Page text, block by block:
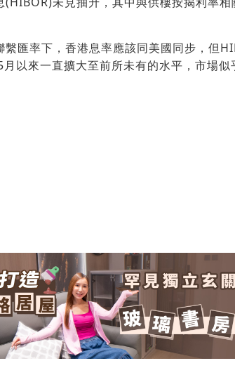
繫匯率下，香港息率應該同美國同步，但
以來一直擴大至前所未有的水平，市場似